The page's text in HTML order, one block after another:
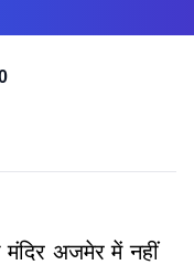
अजमेर में नहीं